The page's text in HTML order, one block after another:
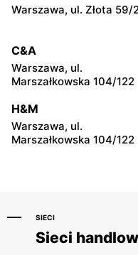
Groszek
108
Groszek
Krasickiego 79a/1
Groszek
Warszawa, ul. Złota 59/
C&A
Warszawa, ul.
Marszałkowska 104/122
H&M
Warszawa, ul.
Marszałkowska 104/122
SIECI
Sieci